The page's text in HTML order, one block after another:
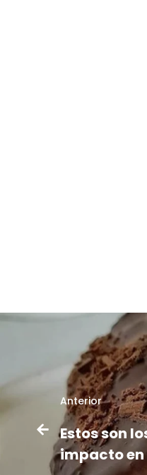
Anterior
Estos son
impacto en